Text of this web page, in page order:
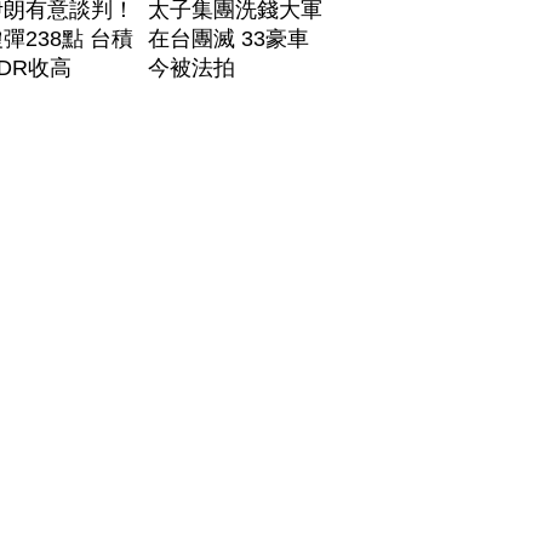
有意談判！
238點 台積
收高
太子集團洗錢大軍
在台團滅 33豪車
今被法拍